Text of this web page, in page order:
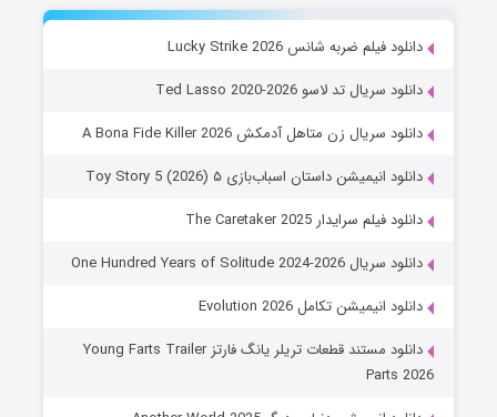
دانلود فیلم ضربه شانس Lucky Strike 2026
دانلود سریال تد لاسو Ted Lasso 2020-2026
دانلود سریال زن متاهل آدمکش A Bona Fide Killer 2026
دانلود انیمیشن داستان اسباب‌بازی ۵ Toy Story 5 (2026)
دانلود فیلم سرایدار The Caretaker 2025
دانلود سریال One Hundred Years of Solitude 2024-2026
دانلود انیمیشن تکامل Evolution 2026
دانلود مستند قطعات تریلر یانگ فارتز Young Farts Trailer
Parts 2026